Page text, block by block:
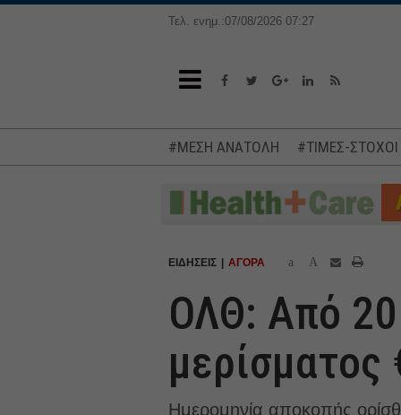
Τελ. ενημ.:07/08/2026 07:27
#ΜΕΣΗ ΑΝΑΤΟΛΗ #ΤΙΜΕΣ-
ΕΙΔΗΣΕΙΣ ΑΓΟΡΑ a A
ΟΛΘ: Από
Ημερομηνία αποκοπής